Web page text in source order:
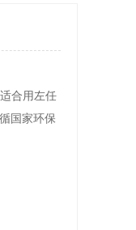
合用左任
国家环保